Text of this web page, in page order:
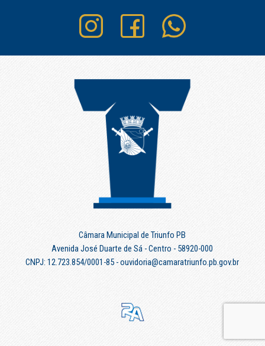
Câmara Municipal de Triunfo PB
Avenida José Duarte de Sá - Centro - 58920-000
CNPJ: 12.723.854/0001-85 - ouvidoria@camaratriunfo.pb.gov.br